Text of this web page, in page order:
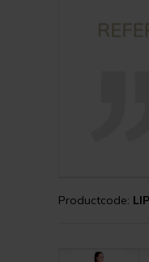
Productcode: